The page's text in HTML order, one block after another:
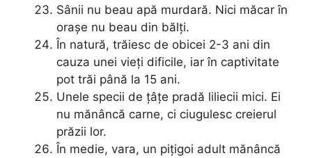
Sânii nu beau apă murdară. Nici măcar în
orașe nu beau din bălți.
În natură, trăiesc de obicei 2-3 ani din
cauza unei vieți dificile, iar în captivitate
pot trăi până la 15 ani.
Unele specii de țâțe pradă liliecii mici. Ei
nu mănâncă carne, ci ciugulesc creierul
prăzii lor.
În medie, vara, un pițigoi adult mănâncă